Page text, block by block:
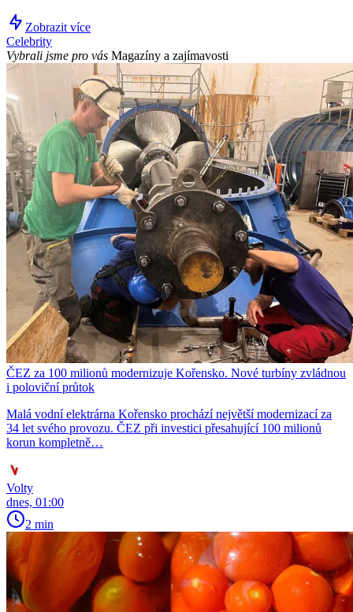
Zobrazit více
Celebrity
Vybrali jsme pro vás Magazíny a zajímavosti
ČEZ za 100 milionů modernizuje Kořensko. Nové turbíny zvládnou
i poloviční průtok
Malá vodní elektrárna Kořensko prochází největší modernizací za
34 let svého provozu. ČEZ při investici přesahující 100 milionů
korun kompletně…
Volty
dnes, 01:00
2 min